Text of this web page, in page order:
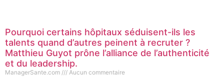
Pourquoi certains hôpitaux séduisent-ils les
talents quand d’autres peinent à recruter ?
Matthieu Guyot prône l’alliance de l’authenticité
et du leadership.
ManagerSante.com Aucun commentaire